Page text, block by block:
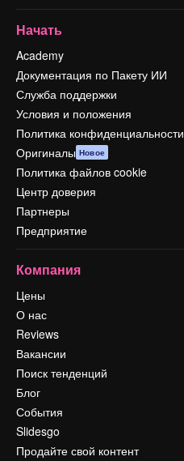
Начать
Academy
Документация по Пакету ИИ
Служба поддержки
Условия и положения
Политика конфиденциальности
Оригиналы Новое
Политика файлов cookie
Центр доверия
Партнеры
Предприятие
Компания
Цены
О нас
Reviews
Вакансии
Поиск тенденций
Блог
События
Slidesgo
Продайте свой контент